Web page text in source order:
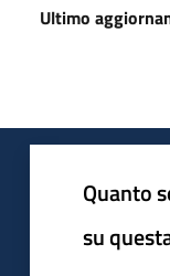
Ultimo
Quanto
su